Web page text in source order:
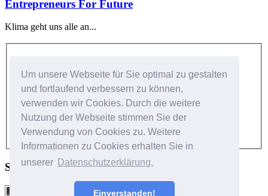
Um unsere Webseite für Sie optimal zu gestalten
und fortlaufend verbessern zu können,
verwenden wir Cookies. Durch die weitere
Nutzung der Webseite stimmen Sie der
Verwendung von Cookies zu. Weitere
Informationen zu Cookies erhalten Sie in
unserer Datenschutzerklärung.
Einverstanden!
Entrepreneurs For Future
Klima geht uns alle an...
Benutzer:
Passwort:
Social Networks